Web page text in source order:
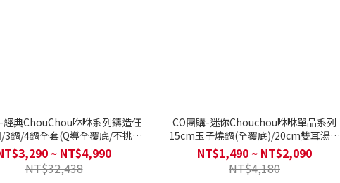
經典ChouChou咻咻系列鑄造任
3鍋/4鍋全套(Q導全覆底/不挑爐
爐電磁爐可用)送矽膠湯勺+矽膠
鍋鏟(款式隨機)
~ NT$4,990
NT$32,438
CO團購-迷你Chouchou咻咻單品系列
15cm玉子燒鍋(全覆底)/20cm雙耳湯鍋
(全覆底)/ 24cm平底鍋(全覆底)/ 24cm炒
鍋(全覆底) 單入 (不挑爐具，瓦斯爐電磁
爐可用)
NT$1,490 ~ NT$2,090
NT$4,180